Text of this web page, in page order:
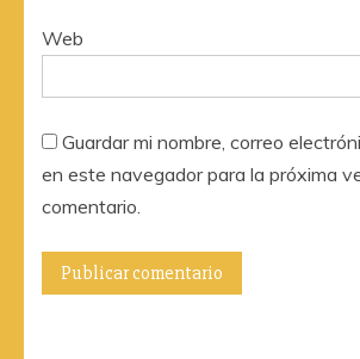
Web
Guardar mi nombre, correo
en este navegador para la próxima
comentario.